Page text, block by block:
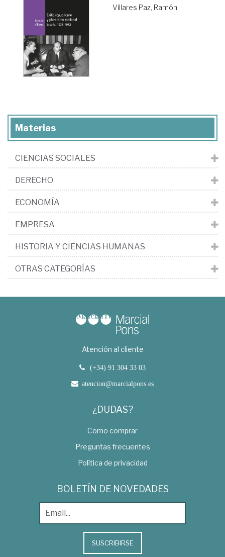
Villares Paz, Ramón
Materias
CIENCIAS SOCIALES
DERECHO
ECONOMÍA
EMPRESA
HISTORIA Y CIENCIAS HUMANAS
OTRAS CATEGORÍAS
Atención al cliente
(+34) 91 304 33 03
atencion@marcialpons.es
¿DUDAS?
Como comprar
Preguntas frecuentes
Política de privacidad
BOLETÍN DE NOVEDADES
SUSCRIBIRSE